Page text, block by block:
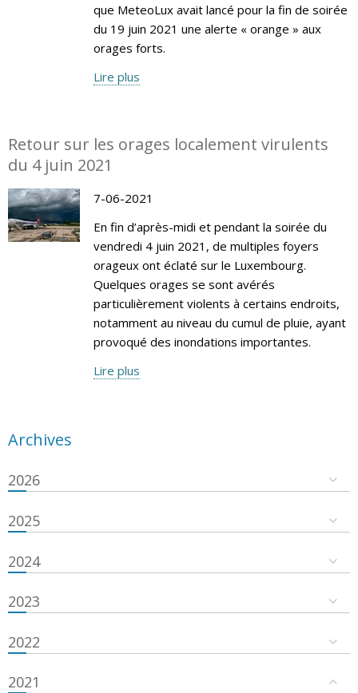
que MeteoLux avait lancé pour la fin de soirée
du 19 juin 2021 une alerte « orange » aux
orages forts.
Lire plus
Retour sur les orages localement virulents
du 4 juin 2021
7-06-2021
En fin d’après-midi et pendant la soirée du
vendredi 4 juin 2021, de multiples foyers
orageux ont éclaté sur le Luxembourg.
Quelques orages se sont avérés
particulièrement violents à certains endroits,
notamment au niveau du cumul de pluie, ayant
provoqué des inondations importantes.
Lire plus
Archives
2026
2025
2024
2023
2022
2021